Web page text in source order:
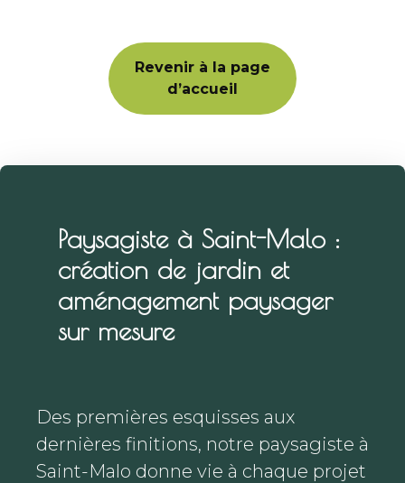
Revenir à la page
d’accueil
Paysagiste à Saint-Malo :
création de jardin et
aménagement paysager
sur mesure
Des premières esquisses aux
dernières finitions, notre paysagiste à
Saint-Malo donne vie à chaque projet